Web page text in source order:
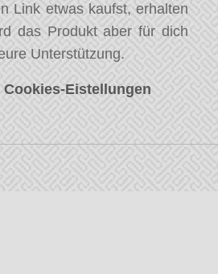
Link etwas kaufst, erhalten
das Produkt aber für dich
Unterstützung.
Cookies-Eistellungen